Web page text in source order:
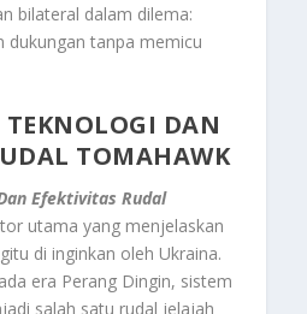
bilateral dalam dilema:
dukungan tanpa memicu
DAN
TOMAHAWK
Efektivitas Rudal
utama yang menjelaskan
di inginkan oleh Ukraina.
era Perang Dingin, sistem
salah satu rudal jelajah